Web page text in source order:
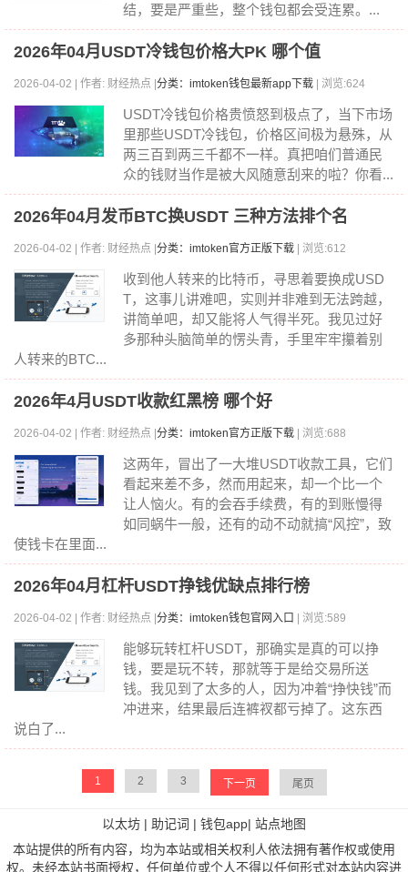
结，要是严重些，整个钱包都会受连累。...
2026年04月USDT冷钱包价格大PK 哪个值
2026-04-02 | 作者: 财经热点 | 分类：imtoken钱包最新app下载 | 浏览:624
USDT冷钱包价格贵愤怒到极点了，当下市场
里那些USDT冷钱包，价格区间极为悬殊，从
两三百到两三千都不一样。真把咱们普通民
众的钱财当作是被大风随意刮来的啦？你看...
2026年04月发币BTC换USDT 三种方法排个名
2026-04-02 | 作者: 财经热点 | 分类：imtoken官方正版下载 | 浏览:612
收到他人转来的比特币，寻思着要换成USD
T，这事儿讲难吧，实则并非难到无法跨越，
讲简单吧，却又能将人气得半死。我见过好
多那种头脑简单的愣头青，手里牢牢攥着别
人转来的BTC...
2026年4月USDT收款红黑榜 哪个好
2026-04-02 | 作者: 财经热点 | 分类：imtoken官方正版下载 | 浏览:688
这两年，冒出了一大堆USDT收款工具，它们
看起来差不多，然而用起来，却一个比一个
让人恼火。有的会吞手续费，有的到账慢得
如同蜗牛一般，还有的动不动就搞“风控”，致
使钱卡在里面...
2026年04月杠杆USDT挣钱优缺点排行榜
2026-04-02 | 作者: 财经热点 | 分类：imtoken钱包官网入口 | 浏览:589
能够玩转杠杆USDT，那确实是真的可以挣
钱，要是玩不转，那就等于是给交易所送
钱。我见到了太多的人，因为冲着“挣快钱”而
冲进来，结果最后连裤衩都亏掉了。这东西
说白了...
1 2 3 下一页 尾页
以太坊 | 助记词 | 钱包app| 站点地图
本站提供的所有内容，均为本站或相关权利人依法拥有著作权或使用
权。未经本站书面授权，任何单位或个人不得以任何形式对本站内容进